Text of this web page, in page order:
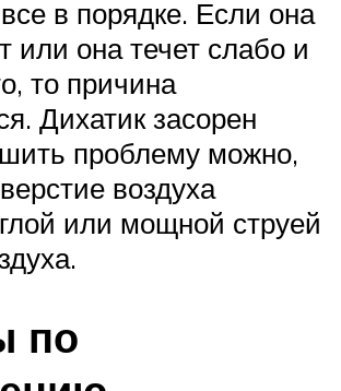
в порядке. Если она
или она течет слабо и
то причина
Дихатик засорен
проблему можно,
воздуха
или мощной струей
по